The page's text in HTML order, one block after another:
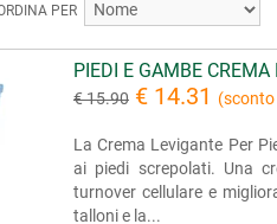
PER
PIEDI E GAMBE
€ 15.90 € 14.31 (sconto
La Crema Levigante Per
ai piedi screpolati. Una
turnover cellulare e
talloni e la...